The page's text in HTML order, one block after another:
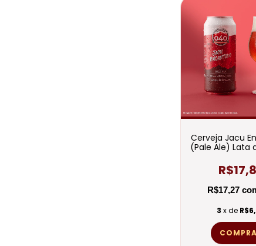
Cerveja Jacu
(Pale Ale) Lata
R$17,27
3 x de